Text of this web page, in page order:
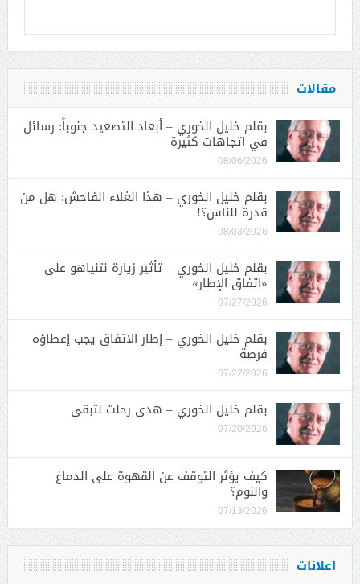
مقالات
بقلم خليل الخوري – أبعاد التصعيد جنوباً: رسائل
في اتجاهات كثيرة
08/06/2026
بقلم خليل الخوري – هذا الغلاء الفاحش: هل من
قدرة للناس؟!
08/03/2026
بقلم خليل الخوري – تأثير زيارة نتنياهو على
«اتفاق الإطار»
07/27/2026
بقلم خليل الخوري – إطار الاتفاق يجب إعطاؤه
فرصة
07/22/2026
بقلم خليل الخوري – هدى رحلت لتبقى
07/20/2026
كيف يؤثر التوقف عن القهوة على الدماغ
والنوم؟
07/13/2026
اعلانات